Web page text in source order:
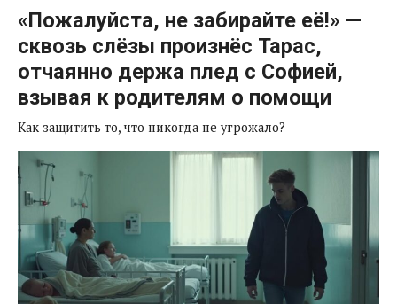
«Пожалуйста, не забирайте её!» —
сквозь слёзы произнёс Тарас,
отчаянно держа плед с Софией,
взывая к родителям о помощи
Как защитить то, что никогда не угрожало?